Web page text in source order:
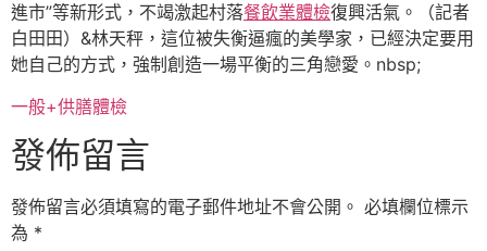
進市”等新形式，不竭激起村落餐飲業體檢復興活氣。（記者
白田田）&林天秤，這位被失衡逼瘋的美學家，已經決定要用
她自己的方式，強制創造一場平衡的三角戀愛。nbsp;
一般+供膳體檢
發佈留言
發佈留言必須填寫的電子郵件地址不會公開。 必填欄位標示
為 *